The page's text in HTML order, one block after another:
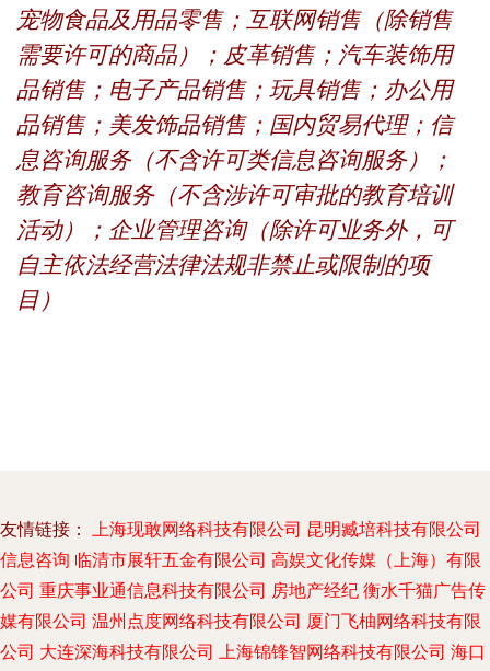
宠物食品及用品零售；互联网销售（除销售
需要许可的商品）；皮革销售；汽车装饰用
品销售；电子产品销售；玩具销售；办公用
品销售；美发饰品销售；国内贸易代理；信
息咨询服务（不含许可类信息咨询服务）；
教育咨询服务（不含涉许可审批的教育培训
活动）；企业管理咨询（除许可业务外，可
自主依法经营法律法规非禁止或限制的项
目）
友情链接： 上海现敢网络科技有限公司 昆明臧培科技有限公司
信息咨询 临清市展轩五金有限公司 高娱文化传媒（上海）有限
公司 重庆事业通信息科技有限公司 房地产经纪 衡水千猫广告传
媒有限公司 温州点度网络科技有限公司 厦门飞柚网络科技有限
公司 大连深海科技有限公司 上海锦锋智网络科技有限公司 海口